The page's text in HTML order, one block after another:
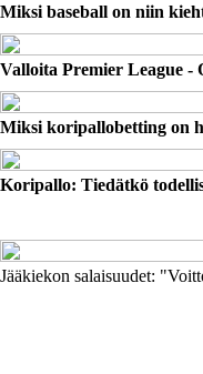
Miksi baseball on niin
Valloita Premier League
Miksi koripallobetting on
Koripallo: Tiedätkö
Jääkiekon salaisuudet: